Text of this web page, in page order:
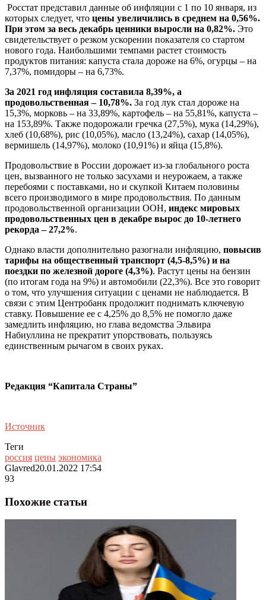
Росстат представил данные об инфляции с 1 по 10 января, из
которых следует, что цены увеличились в среднем на 0,56%.
При этом за весь декабрь ценники выросли на 0,82%. Это
свидетельствует о резком ускорении показателя со стартом
нового года. Наибольшими темпами растет стоимость
продуктов питания: капуста стала дороже на 6%, огурцы – на
7,37%, помидоры – на 6,73%.
За 2021 год инфляция составила 8,39%, а
продовольственная – 10,78%. За год лук стал дороже на
15,3%, морковь – на 33,89%, картофель – на 55,81%, капуста –
на 153,89%. Также подорожали гречка (27,5%), мука (14,29%),
хлеб (10,68%), рис (10,05%), масло (13,24%), сахар (14,05%),
вермишель (14,97%), молоко (10,91%) и яйца (15,8%).
Продовольствие в России дорожает из-за глобального роста
цен, вызванного не только засухами и неурожаем, а также
перебоями с поставками, но и скупкой Китаем половины
всего производимого в мире продовольствия. По данным
продовольственной организации ООН, индекс мировых
продовольственных цен в декабре вырос до 10-летнего
рекорда – 27,2%.
Однако власти дополнительно разогнали инфляцию, повысив
тарифы на общественный транспорт (4,5-8,5%) и на
поездки по железной дороге (4,3%). Растут цены на бензин
(по итогам года на 9%) и автомобили (22,3%). Все это говорит
о том, что улучшения ситуации с ценами не наблюдается. В
связи с этим Центробанк продолжит поднимать ключевую
ставку. Повышение ее с 4,25% до 8,5% не помогло даже
замедлить инфляцию, но глава ведомства Эльвира
Набиуллина не прекратит упорствовать, пользуясь
единственным рычагом в своих руках.
Редакция “Капитала Страны”
Источник
Теги
россия цены экономика
Glavred20.01.2022 17:54
93
Похожие статьи